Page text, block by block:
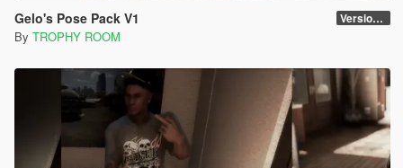
Gelo's Pose Pack V1 Version 1.0
By TROPHY ROOM